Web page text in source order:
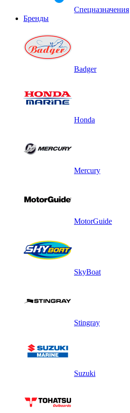
Спецназначения
Бренды
Badger
Honda
Mercury
MotorGuide
SkyBoat
Stingray
Suzuki